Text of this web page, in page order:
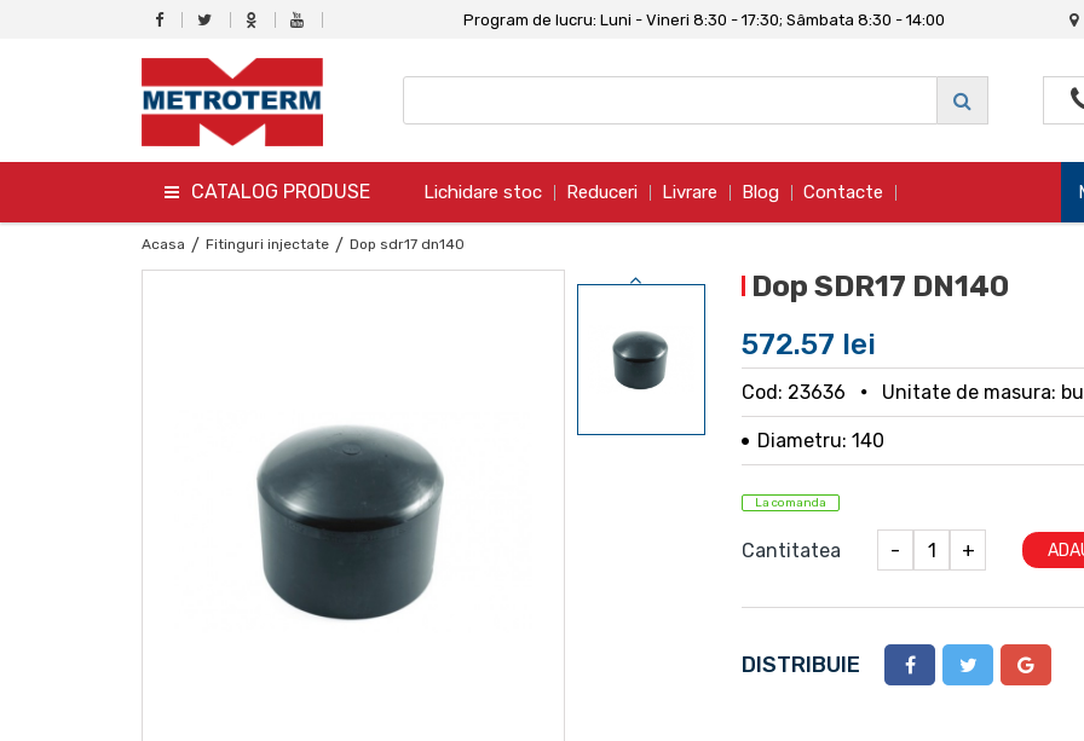
Program de lucru: Luni - Vineri 8:30 - 17:30; Sâmbata 8:30 - 14:00
CATALOG PRODUSE
termo
climatizare
ventilare
instrumente
Lichidare stoc Reduceri Livrare Blog Contacte
Acasa / Fitinguri injectate / Dop sdr17 dn140
Dop SDR17 DN140
572.57 lei
Cod: 23636 Unitate de masura:
Diametru: 140
La comanda
Cantitatea - +
DISTRIBUIE